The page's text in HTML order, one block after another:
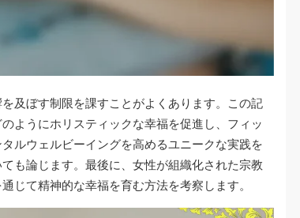
及ぼす制限を課すことがよくあります。この記
ようにホリスティックな幸福を促進し、フィッ
ルウェルビーイングを高めるユニークな実践を
も論じます。最後に、女性が組織化された宗教
じて精神的な幸福を育む方法を考察します。